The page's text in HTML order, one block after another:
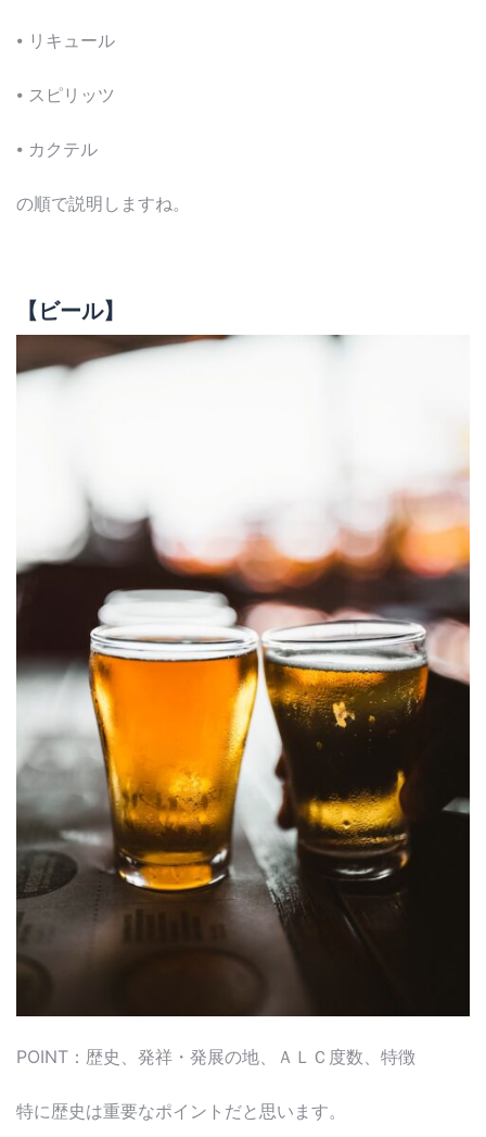
⦁ リキュール
⦁ スピリッツ
⦁ カクテル
の順で説明しますね。
【ビール】
POINT：歴史、発祥・発展の地、ＡＬＣ度数、特徴
特に歴史は重要なポイントだと思います。